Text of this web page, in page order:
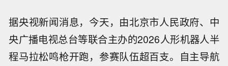
据央视新闻消息，今天，由北京市人民政府、中
央广播电视总台等联合主办的2026人形机器人半
程马拉松鸣枪开跑，参赛队伍超百支。自主导航